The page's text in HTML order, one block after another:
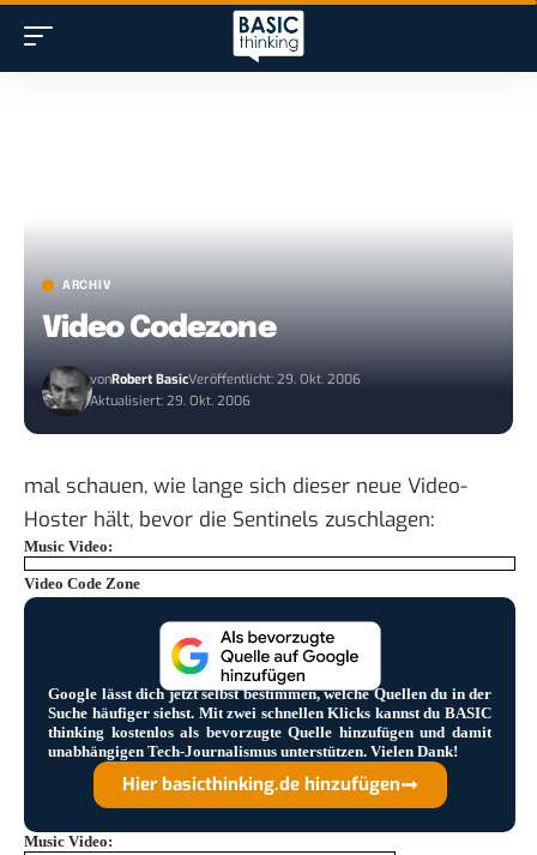
ARCHIV
Video Codezone
vonRobert BasicVeröffentlicht: 29. Okt. 2006
Aktualisiert: 29. Okt. 2006
mal schauen, wie lange sich dieser neue Video-
Hoster hält, bevor die Sentinels zuschlagen:
Music Video:
Video Code Zone
Google lässt dich jetzt selbst bestimmen, welche Quellen du in der
Suche häufiger siehst. Mit zwei schnellen Klicks kannst du BASIC
thinking kostenlos als bevorzugte Quelle hinzufügen und damit
unabhängigen Tech-Journalismus unterstützen. Vielen Dank!
Hier basicthinking.de hinzufügen
Music Video: